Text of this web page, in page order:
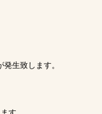
生致します。